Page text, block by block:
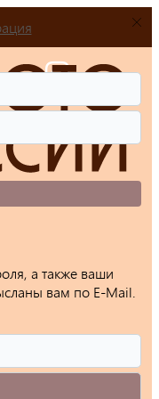
а также ваши
вам по E-Mail.